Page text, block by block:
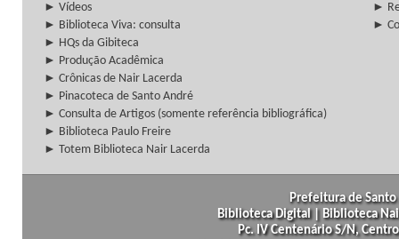
► Vídeos
►
► Biblioteca Viva: consulta
►
► HQs da Gibiteca
► Produção Acadêmica
► Crônicas de Nair Lacerda
► Pinacoteca de Santo André
► Consulta de Artigos (somente referência bibliográfica)
► Biblioteca Paulo Freire
► Totem Biblioteca Nair Lacerda
Prefeitura de
Biblioteca Digital | Biblioteca
Pc. IV Centenário S/N,